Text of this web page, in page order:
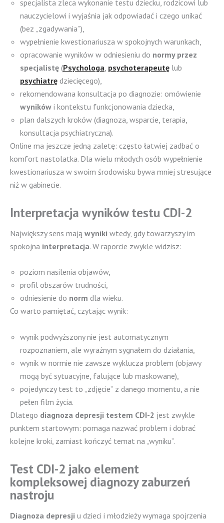
specjalista zleca wykonanie testu dziecku, rodzicowi lub
nauczycielowi i wyjaśnia jak odpowiadać i czego unikać
(bez „zgadywania”),
wypełnienie kwestionariusza w spokojnych warunkach,
opracowanie wyników w odniesieniu do normy przez
specjalistę (Psychologa psychoterapeutę lub
psychiatrę dziecięcego),
rekomendowana konsultacja po diagnozie: omówienie
wyników i kontekstu funkcjonowania dziecka,
plan dalszych kroków (diagnoza, wsparcie, terapia,
konsultacja psychiatryczna).
Online ma jeszcze jedną zaletę: często łatwiej zadbać o
komfort nastolatka. Dla wielu młodych osób wypełnienie
kwestionariusza w swoim środowisku bywa mniej stresujące
niż w gabinecie.
Interpretacja wyników testu CDI-2
Największy sens mają wyniki wtedy, gdy towarzyszy im
spokojna interpretacja. W raporcie zwykle widzisz:
poziom nasilenia objawów,
profil obszarów trudności,
odniesienie do norm dla wieku.
Co warto pamiętać, czytając wynik:
wynik podwyższony nie jest automatycznym
rozpoznaniem, ale wyraźnym sygnałem do działania,
wynik w normie nie zawsze wyklucza problem (objawy
mogą być sytuacyjne, falujące lub maskowane),
pojedynczy test to „zdjęcie” z danego momentu, a nie
pełen film życia.
Dlatego diagnoza depresji testem CDI-2 jest zwykle
punktem startowym: pomaga nazwać problem i dobrać
kolejne kroki, zamiast kończyć temat na „wyniku”.
Test CDI-2 jako element
kompleksowej diagnozy zaburzeń
nastroju
Diagnoza depresji u dzieci i młodzieży wymaga spojrzenia